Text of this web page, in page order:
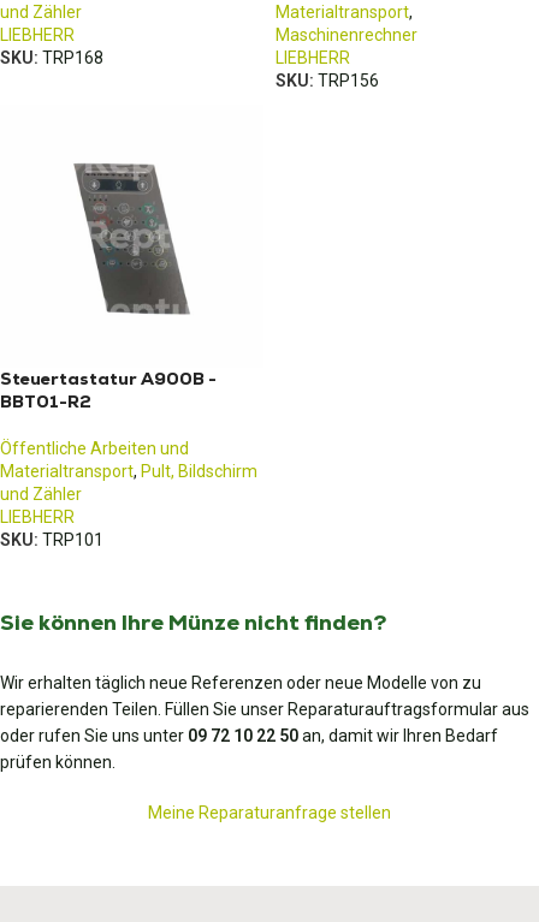
und Zähler
LIEBHERR
SKU: TRP168
Materialtransport,
Maschinenrechner
LIEBHERR
SKU: TRP156
Steuertastatur A900B -
BBT01-R2
Öffentliche Arbeiten und
Materialtransport, Pult, Bildschirm
und Zähler
LIEBHERR
SKU: TRP101
Sie können Ihre Münze nicht finden?
Wir erhalten täglich neue Referenzen oder neue Modelle von zu
reparierenden Teilen. Füllen Sie unser Reparaturauftragsformular aus
oder rufen Sie uns unter 09 72 10 22 50an, damit wir Ihren Bedarf
prüfen können.
Meine Reparaturanfrage stellen